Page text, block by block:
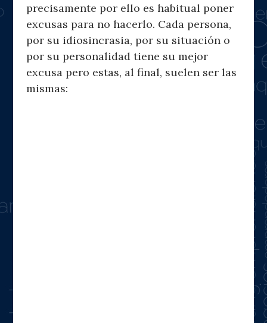
precisamente por ello es habitual poner
excusas para no hacerlo. Cada persona,
por su idiosincrasia, por su situación o
por su personalidad tiene su mejor
excusa pero estas, al final, suelen ser las
mismas: